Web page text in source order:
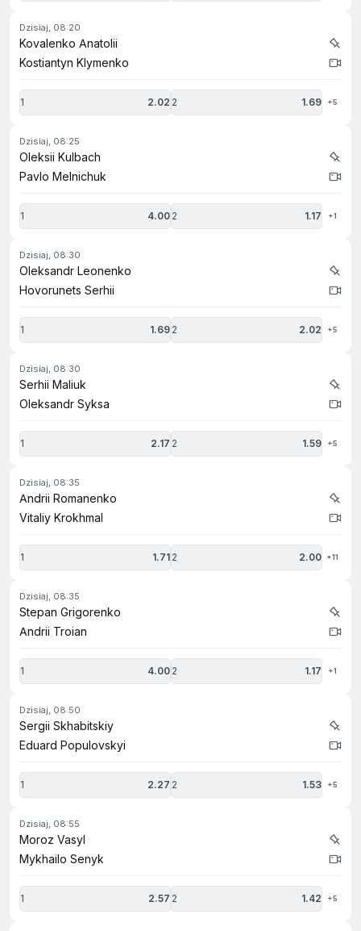
dzisiaj, 08:20
Kovalenko Anatolii
Kostiantyn Klymenko
1 2.02 2 1.69 +5
dzisiaj, 08:25
Oleksii Kulbach
Pavlo Melnichuk
1 4.00 2 1.17 +1
dzisiaj, 08:30
Oleksandr Leonenko
Hovorunets Serhii
1 1.69 2 2.02 +5
dzisiaj, 08:30
Serhii Maliuk
Oleksandr Syksa
1 2.17 2 1.59 +5
dzisiaj, 08:35
Andrii Romanenko
Vitaliy Krokhmal
1 1.71 2 2.00 +11
dzisiaj, 08:35
Stepan Grigorenko
Andrii Troian
1 4.00 2 1.17 +1
dzisiaj, 08:50
Sergii Skhabitskiy
Eduard Populovskyi
1 2.27 2 1.53 +5
dzisiaj, 08:55
Moroz Vasyl
Mykhailo Senyk
1 2.57 2 1.42 +5